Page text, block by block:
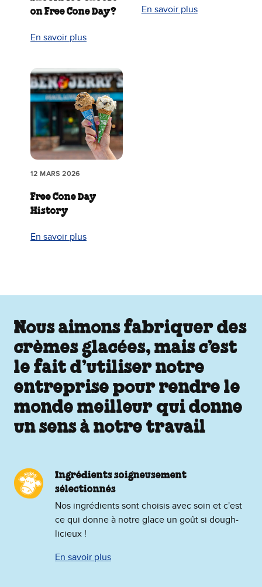
on Free Cone Day?
En savoir plus
En savoir plus
12 MARS 2026
Free Cone Day
History
En savoir plus
Nous aimons fabriquer des
crèmes glacées, mais c’est
le fait d’utiliser notre
entreprise pour rendre le
monde meilleur qui donne
un sens à notre travail
Ingrédients soigneusement
sélectionnés
Nos ingrédients sont choisis avec soin et c'est
ce qui donne à notre glace un goût si dough-
licieux !
En savoir plus